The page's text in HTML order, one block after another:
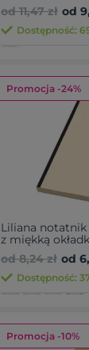
od 11,47 zł od
Dostępność:
Promocja -24%
Liliana
z miękką
od 8,24 zł od
Dostępność:
Promocja -10%